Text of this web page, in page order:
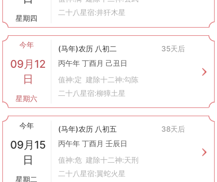
星期四
二十八星宿:井犴木星
今年
09月12
日
星期六
(马年)农历 八初二
35天后
丙午年 丁酉月 己丑日
值神:定 建除十二神:勾陈
二十八星宿:柳獐土星
今年
09月15
日
星期二
(马年)农历 八初五
38天后
丙午年 丁酉月 壬辰日
值神:危 建除十二神:天刑
二十八星宿:翼蛇火星